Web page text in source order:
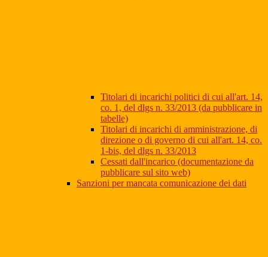
Titolari di incarichi politici di cui all'art. 14,
co. 1, del dlgs n. 33/2013 (da pubblicare in
tabelle)
Titolari di incarichi di amministrazione, di
direzione o di governo di cui all'art. 14, co.
1-bis, del dlgs n. 33/2013
Cessati dall'incarico (documentazione da
pubblicare sul sito web)
Sanzioni per mancata comunicazione dei dati